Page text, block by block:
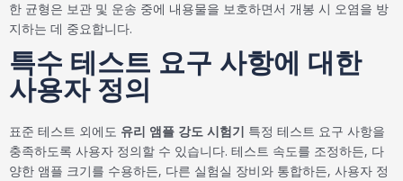
한 균형은 보관 및 운송 중에 내용물을 보호하면서 개봉 시 오염을 방
지하는 데 중요합니다.
특수 테스트 요구 사항에 대한
사용자 정의
표준 테스트 외에도 유리 앰플 강도 시험기 특정 테스트 요구 사항을
충족하도록 사용자 정의할 수 있습니다. 테스트 속도를 조정하든, 다
양한 앰플 크기를 수용하든, 다른 실험실 장비와 통합하든, 사용자 정